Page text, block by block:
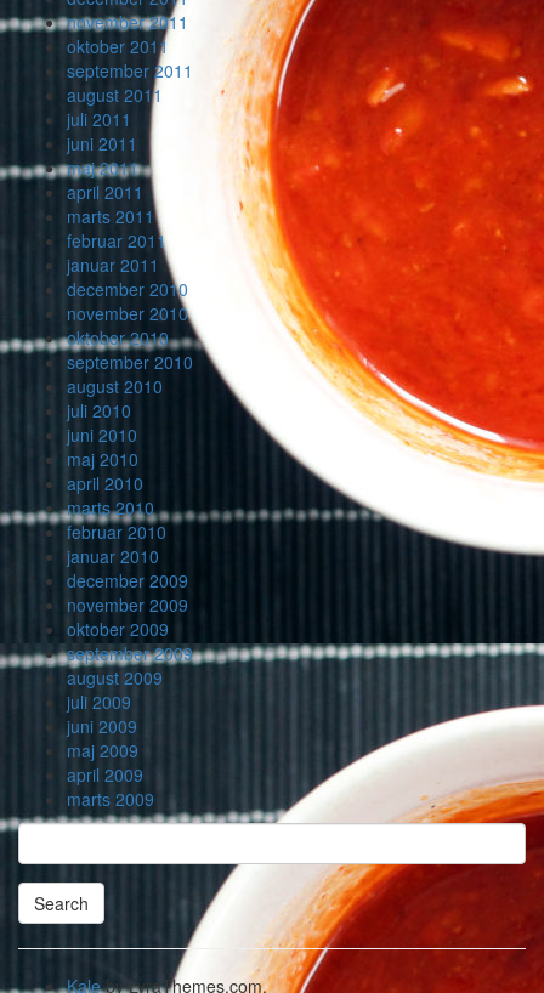
november 2011
oktober 2011
september 2011
august 2011
juli 2011
juni 2011
maj 2011
april 2011
marts 2011
februar 2011
januar 2011
december 2010
november 2010
oktober 2010
september 2010
august 2010
juli 2010
juni 2010
maj 2010
april 2010
marts 2010
februar 2010
januar 2010
december 2009
november 2009
oktober 2009
september 2009
august 2009
juli 2009
juni 2009
maj 2009
april 2009
marts 2009
Search
in
Kaleby LyraThemes.com.